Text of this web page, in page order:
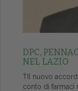
DPC,
NEL LAZIO
ŤIl nuovo
conto di farmaci